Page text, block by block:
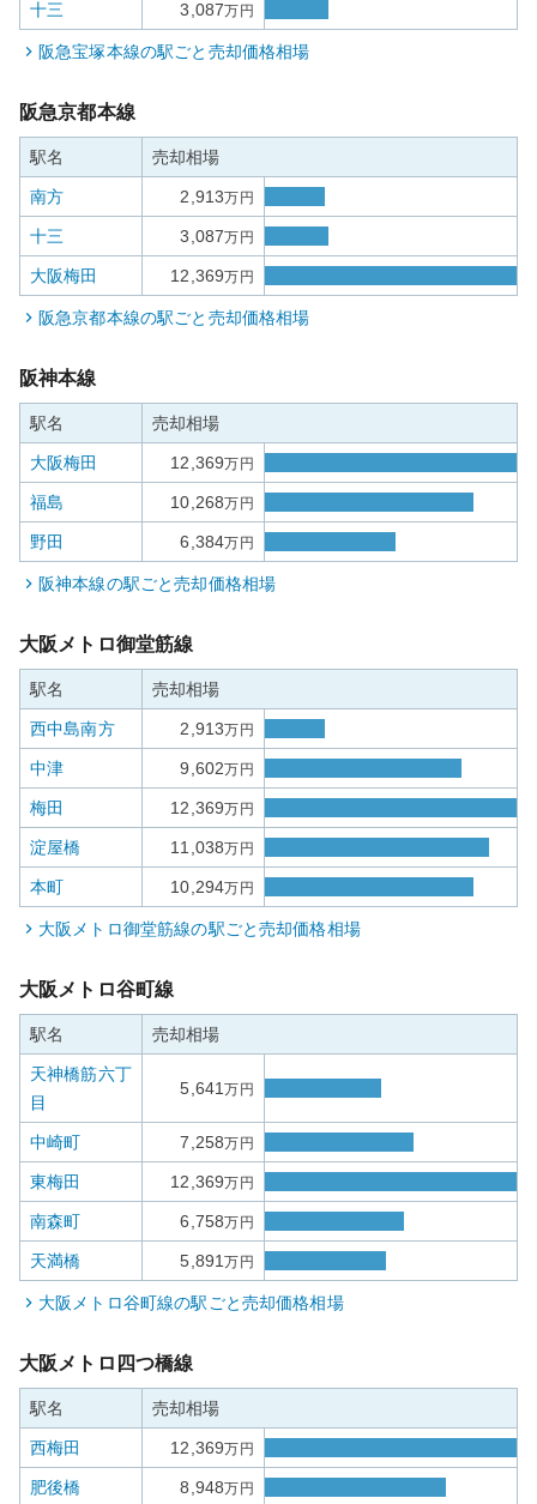
十三 3,087万円
阪急宝塚本線の駅ごと売却価格相場
阪急京都本線
駅名 売却相場
南方 2,913万円
十三 3,087万円
大阪梅田 12,369万円
阪急京都本線の駅ごと売却価格相場
阪神本線
駅名 売却相場
大阪梅田 12,369万円
福島 10,268万円
野田 6,384万円
阪神本線の駅ごと売却価格相場
大阪メトロ御堂筋線
駅名 売却相場
西中島南方 2,913万円
中津 9,602万円
梅田 12,369万円
淀屋橋 11,038万円
本町 10,294万円
大阪メトロ御堂筋線の駅ごと売却価格相場
大阪メトロ谷町線
駅名 売却相場
天神橋筋六丁
目
5,641万円
中崎町 7,258万円
東梅田 12,369万円
南森町 6,758万円
天満橋 5,891万円
大阪メトロ谷町線の駅ごと売却価格相場
大阪メトロ四つ橋線
駅名 売却相場
西梅田 12,369万円
肥後橋 8,948万円